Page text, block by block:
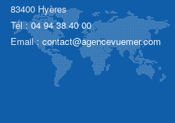
83400 Hyères
Tél :04 94 38 40 00
Email :contact@agencevuemer.com